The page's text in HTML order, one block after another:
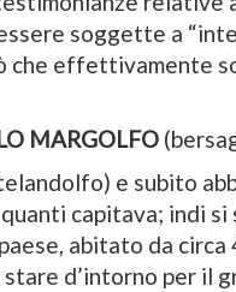
soggette a
che effettivamente
MARGOLFO
e subito
capitava; indi si
abitato da
d’intorno per il